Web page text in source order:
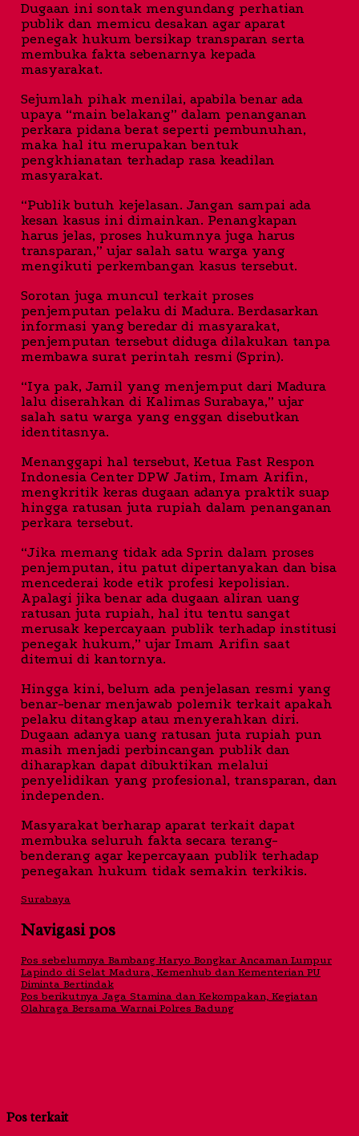
Dugaan ini sontak mengundang perhatian
publik dan memicu desakan agar aparat
penegak hukum bersikap transparan serta
membuka fakta sebenarnya kepada
masyarakat.
Sejumlah pihak menilai, apabila benar ada
upaya “main belakang” dalam penanganan
perkara pidana berat seperti pembunuhan,
maka hal itu merupakan bentuk
pengkhianatan terhadap rasa keadilan
masyarakat.
“Publik butuh kejelasan. Jangan sampai ada
kesan kasus ini dimainkan. Penangkapan
harus jelas, proses hukumnya juga harus
transparan,” ujar salah satu warga yang
mengikuti perkembangan kasus tersebut.
Sorotan juga muncul terkait proses
penjemputan pelaku di Madura. Berdasarkan
informasi yang beredar di masyarakat,
penjemputan tersebut diduga dilakukan tanpa
membawa surat perintah resmi (Sprin).
“Iya pak, Jamil yang menjemput dari Madura
lalu diserahkan di Kalimas Surabaya,” ujar
salah satu warga yang enggan disebutkan
identitasnya.
Menanggapi hal tersebut, Ketua Fast Respon
Indonesia Center DPW Jatim, Imam Arifin,
mengkritik keras dugaan adanya praktik suap
hingga ratusan juta rupiah dalam penanganan
perkara tersebut.
“Jika memang tidak ada Sprin dalam proses
penjemputan, itu patut dipertanyakan dan bisa
mencederai kode etik profesi kepolisian.
Apalagi jika benar ada dugaan aliran uang
ratusan juta rupiah, hal itu tentu sangat
merusak kepercayaan publik terhadap institusi
penegak hukum,” ujar Imam Arifin saat
ditemui di kantornya.
Hingga kini, belum ada penjelasan resmi yang
benar-benar menjawab polemik terkait apakah
pelaku ditangkap atau menyerahkan diri.
Dugaan adanya uang ratusan juta rupiah pun
masih menjadi perbincangan publik dan
diharapkan dapat dibuktikan melalui
penyelidikan yang profesional, transparan, dan
independen.
Masyarakat berharap aparat terkait dapat
membuka seluruh fakta secara terang-
benderang agar kepercayaan publik terhadap
penegakan hukum tidak semakin terkikis.
Surabaya
Navigasi pos
Pos sebelumnya Bambang Haryo Bongkar Ancaman Lumpur
Lapindo di Selat Madura, Kemenhub dan Kementerian PU
Diminta Bertindak
Pos berikutnya Jaga Stamina dan Kekompakan, Kegiatan
Olahraga Bersama Warnai Polres Badung
Pos terkait